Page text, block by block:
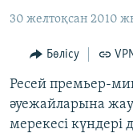
main
Search
АДАМ
ӘЛЕУМЕТ
ӘЛЕМ
АРНАЙЫ ЖОБАЛАР
30 желтоқсан 2010
Бөлісу
Ресей премьер-
әуежайларына
мерекесі